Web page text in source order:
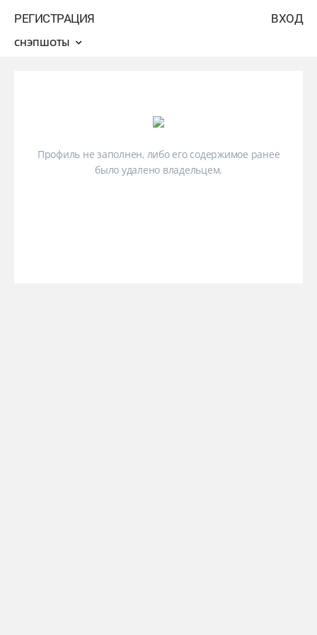
ВХОД
РЕГИСТРАЦИЯ
СНЭПШОТЫ
Профиль не заполнен, либо его содержимое ранее
было удалено владельцем.